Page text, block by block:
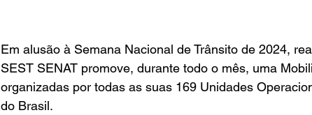
Em alusão à Semana Nacional de Trânsito de 2024,
SEST SENAT promove, durante todo o mês, uma
organizadas por todas as suas 169 Unidades
do Brasil.